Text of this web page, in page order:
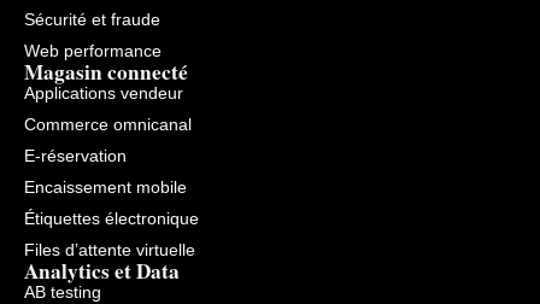
Sécurité et fraude
Web performance
Magasin connecté
Applications vendeur
Commerce omnicanal
E-réservation
Encaissement mobile
Étiquettes électronique
Files d’attente virtuelle
Analytics et Data
AB testing